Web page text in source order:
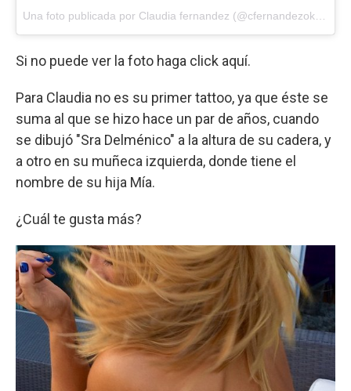
Si no puede ver la foto haga click aquí.
Para Claudia no es su primer tattoo, ya que éste se
suma al que se hizo hace un par de años, cuando
se dibujó "Sra Delménico" a la altura de su cadera, y
a otro en su muñeca izquierda, donde tiene el
nombre de su hija Mía.
¿Cuál te gusta más?